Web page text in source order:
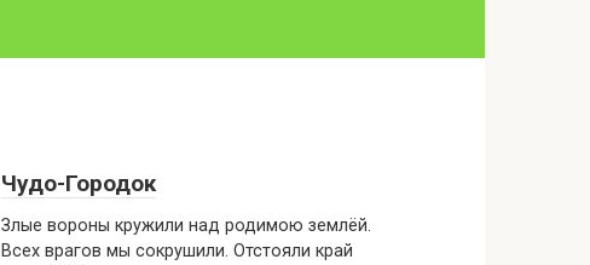
Чудо-Городок
Злые вороны кружили над родимою землёй.
Всех врагов мы сокрушили. Отстояли край